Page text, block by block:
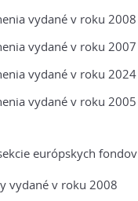
vydané v roku 2008
vydané v roku 2007
vydané v roku 2024
vydané v roku 2005
európskych fondov
vydané v roku 2008